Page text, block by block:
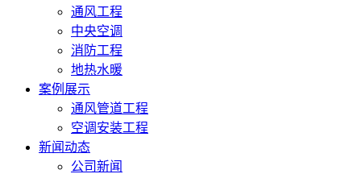
通风工程
中央空调
消防工程
地热水暖
案例展示
通风管道工程
空调安装工程
新闻动态
公司新闻